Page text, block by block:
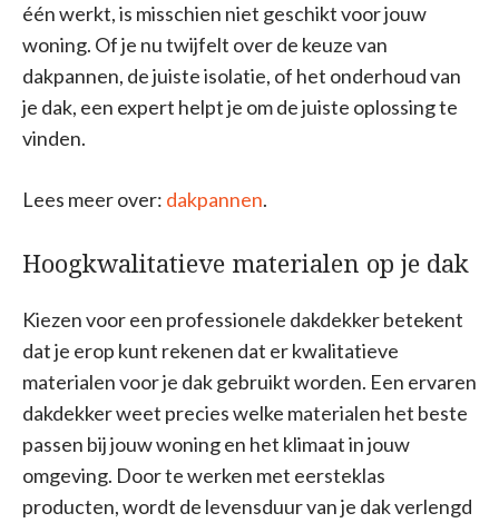
één werkt, is misschien niet geschikt voor jouw
woning. Of je nu twijfelt over de keuze van
dakpannen, de juiste isolatie, of het onderhoud van
je dak, een expert helpt je om de juiste oplossing te
vinden.
Lees meer over: dakpannen.
Hoogkwalitatieve materialen op je dak
Kiezen voor een professionele dakdekker betekent
dat je erop kunt rekenen dat er kwalitatieve
materialen voor je dak gebruikt worden. Een ervaren
dakdekker weet precies welke materialen het beste
passen bij jouw woning en het klimaat in jouw
omgeving. Door te werken met eersteklas
producten, wordt de levensduur van je dak verlengd